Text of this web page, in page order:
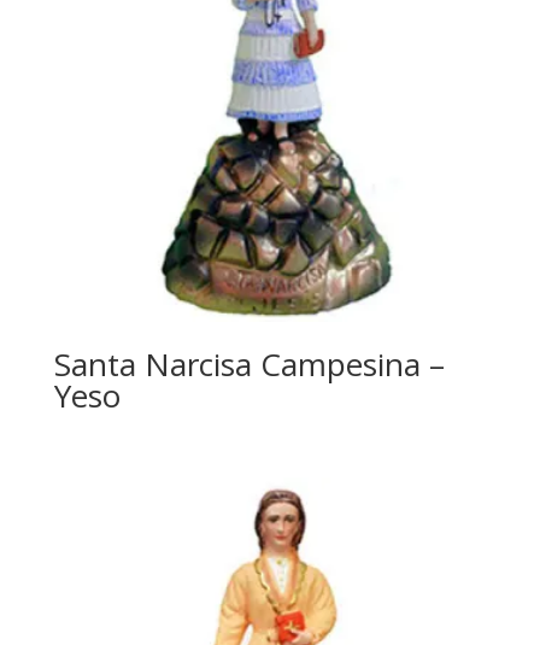
Santa Narcisa Campesina –
Yeso